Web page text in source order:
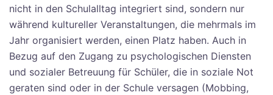
nicht in den Schulalltag integriert sind, sondern nur
während kultureller Veranstaltungen, die mehrmals im
Jahr organisiert werden, einen Platz haben. Auch in
Bezug auf den Zugang zu psychologischen Diensten
und sozialer Betreuung für Schüler, die in soziale Not
geraten sind oder in der Schule versagen (Mobbing,